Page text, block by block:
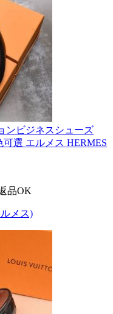
ンビジネスシューズ
選 エルメス HERMES
品OK
メス)